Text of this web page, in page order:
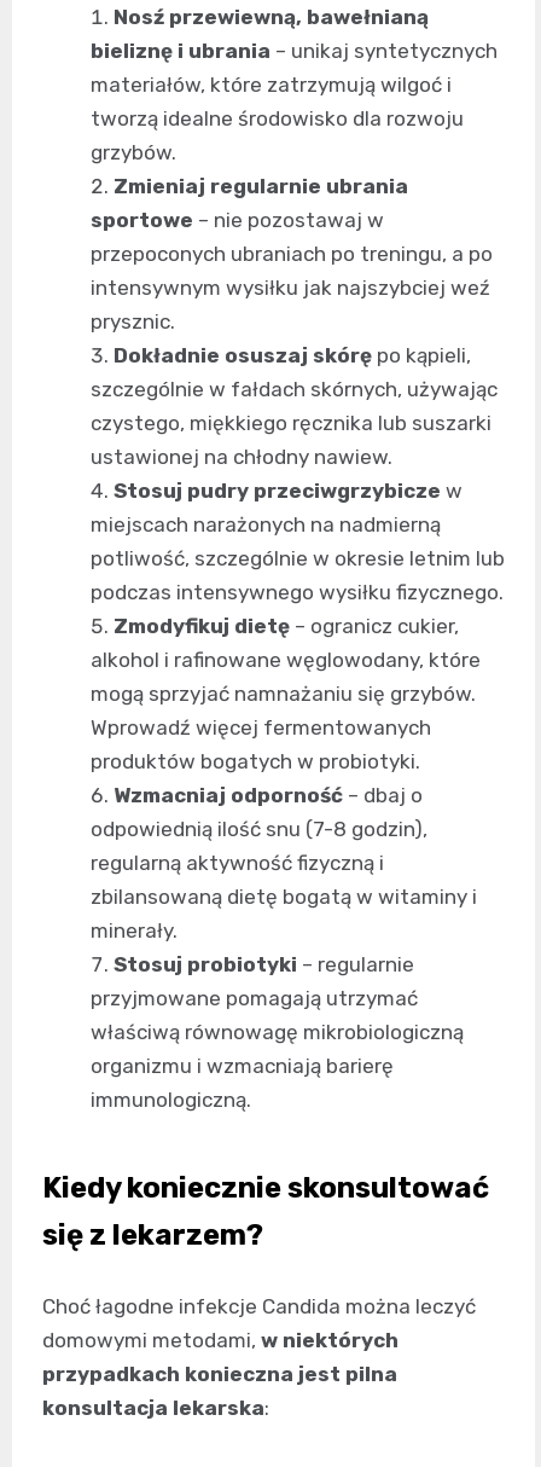
Nosź przewiewną, bawełnianą
bieliznę i ubrania – unikaj syntetycznych
materiałów, które zatrzymują wilgoć i
tworzą idealne środowisko dla rozwoju
grzybów.
Zmieniaj regularnie ubrania
sportowe – nie pozostawaj w
przepoconych ubraniach po treningu, a po
intensywnym wysiłku jak najszybciej weź
prysznic.
Dokładnie osuszaj skórę po kąpieli,
szczególnie w fałdach skórnych, używając
czystego, miękkiego ręcznika lub suszarki
ustawionej na chłodny nawiew.
Stosuj pudry przeciwgrzybicze w
miejscach narażonych na nadmierną
potliwość, szczególnie w okresie letnim lub
podczas intensywnego wysiłku fizycznego.
Zmodyfikuj dietę – ogranicz cukier,
alkohol i rafinowane węglowodany, które
mogą sprzyjać namnażaniu się grzybów.
Wprowadź więcej fermentowanych
produktów bogatych w probiotyki.
Wzmacniaj odporność – dbaj o
odpowiednią ilość snu (7-8 godzin),
regularną aktywność fizyczną i
zbilansowaną dietę bogatą w witaminy i
minerały.
Stosuj probiotyki – regularnie
przyjmowane pomagają utrzymać
właściwą równowagę mikrobiologiczną
organizmu i wzmacniają barierę
immunologiczną.
Kiedy koniecznie skonsultować
się z lekarzem?
Choć łagodne infekcje Candida można leczyć
domowymi metodami, w niektórych
przypadkach konieczna jest pilna
konsultacja lekarska: